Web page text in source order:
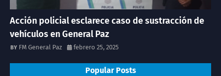
Acción policial esclarece caso de sustracción de
vehículos en General Paz
FM General Paz febrero 25, 2025
Popular Posts